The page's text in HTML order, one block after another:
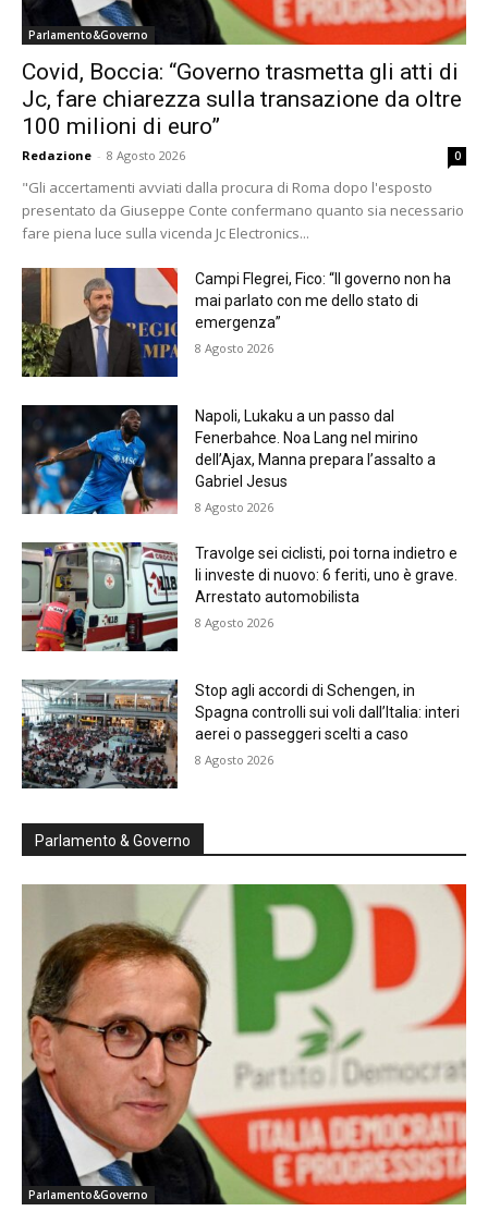
Parlamento&Governo
Covid, Boccia: “Governo trasmetta gli atti di
Jc, fare chiarezza sulla transazione da oltre
100 milioni di euro”
Redazione - 8 Agosto 2026 0
"Gli accertamenti avviati dalla procura di Roma dopo l'esposto
presentato da Giuseppe Conte confermano quanto sia necessario
fare piena luce sulla vicenda Jc Electronics...
Campi Flegrei, Fico: “Il governo non ha
mai parlato con me dello stato di
emergenza”
8 Agosto 2026
Napoli, Lukaku a un passo dal
Fenerbahce. Noa Lang nel mirino
dell’Ajax, Manna prepara l’assalto a
Gabriel Jesus
8 Agosto 2026
Travolge sei ciclisti, poi torna indietro e
li investe di nuovo: 6 feriti, uno è grave.
Arrestato automobilista
8 Agosto 2026
Stop agli accordi di Schengen, in
Spagna controlli sui voli dall’Italia: interi
aerei o passeggeri scelti a caso
8 Agosto 2026
Parlamento & Governo
Parlamento&Governo